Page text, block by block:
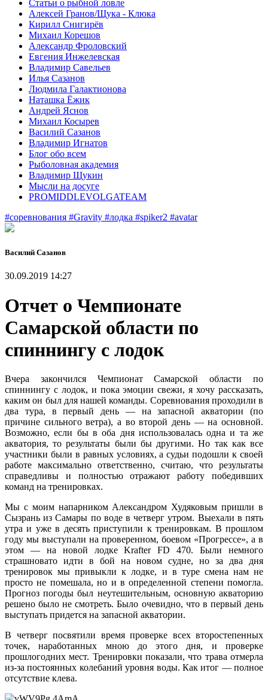
Статьи о рыбной ловле
Алексей Гранов/Щука - Клюка
Кирилл Снигирёв
Михаил Корешов
Александр Фроловский
Евгения Инжелевская
Владимир Савельев
Илья Сазанов
Людмила Галактионова
Наташка Ёжик
Андрей Яснов
Михаил Косырев
Василий Сазанов
Владимир Игнатов
Блог обо всем
Рыболовная академия
Владимир Щукин
Мысли на досуге
PROMIDDLEVOLGATEAM
#соревнования #Gravity #лодка #spiker2 #avatar
Василий Сазанов
30.09.2019 14:27
Отчет о Чемпионате
Самарской области по
спиннингу с лодок
Вчера закончился Чемпионат Самарской области по
спиннингу с лодок, и пока эмоции свежи, я хочу рассказать,
каким он был для нашей команды. Соревнования проходили в
два тура, в первый день — на запасной акватории (по
причине сильного ветра), а во второй день — на основной.
Возможно, если бы в оба дня использовалась одна и та же
акватория, то результаты были бы другими. Но так как все
участники были в равных условиях, а судьи подошли к своей
работе максимально ответственно, считаю, что результаты
справедливы и полностью отражают работу победивших
команд на тренировках.
Мы с моим напарником Александром Худяковым пришли в
Сызрань из Самары по воде в четверг утром. Выехали в пять
утра и уже в десять приступили к тренировкам. В прошлом
году мы выступали на проверенном, боевом «Прогрессе», а в
этом — на новой лодке Krafter FD 470. Были немного
страшновато идти в бой на новом судне, но за два дня
тренировок мы привыкли к лодке, и в туре смена нам не
просто не помешала, но и в определенной степени помогла.
Прогноз погоды был неутешительным, основную акваторию
решено было не смотреть. Было очевидно, что в первый день
выступать придется на запасной акватории.
В четверг посвятили время проверке всех второстепенных
точек, наработанных мною до этого дня, и проверке
прошлогодних мест. Тренировки показали, что трава отмерла
из-за постоянных колебаний уровня воды. Как итог — полное
отсутствие клева.